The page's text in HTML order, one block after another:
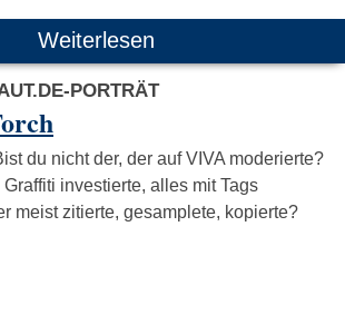
Weiterlesen
PORTRÄT
du nicht der, der auf VIVA moderierte?
Graffiti investierte, alles mit Tags
meist zitierte, gesamplete, kopierte?